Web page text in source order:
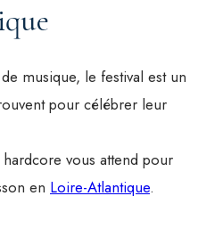
musique, le festival est un
pour célébrer leur
vous attend pour
en Loire-Atlantique.